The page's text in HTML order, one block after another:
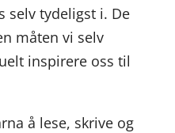
selv tydeligst i. De
måten vi selv
inspirere oss til
å lese, skrive og